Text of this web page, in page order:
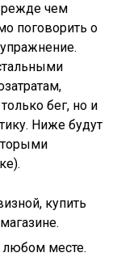
чем
поговорить о
бег, но и
Ниже будут
купить
месте.